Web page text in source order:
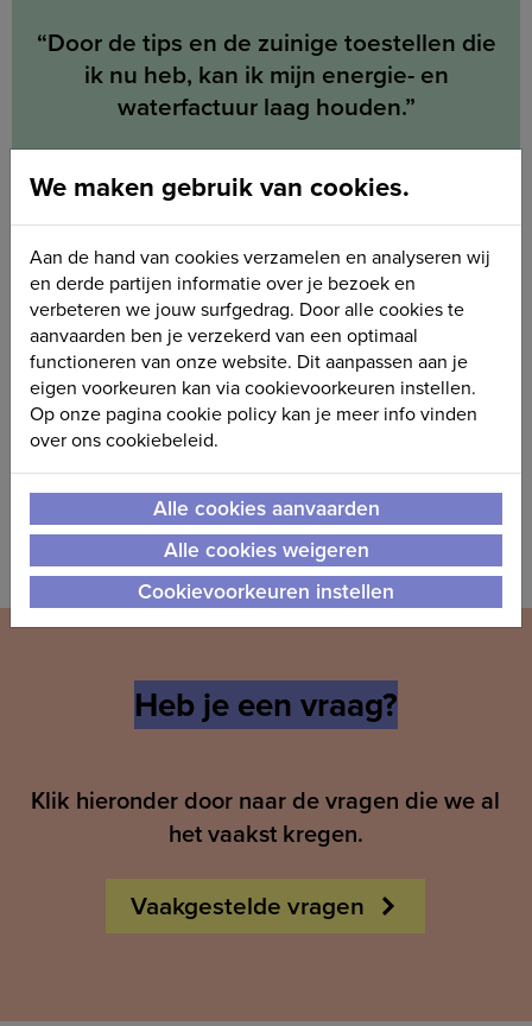
“Door de tips en de zuinige toestellen die
ik nu heb, kan ik mijn energie- en
waterfactuur laag houden.”
deelnemer
Heb je een vraag?
Klik hieronder door naar de vragen die we al
het vaakst kregen.
Vaakgestelde vragen
We maken gebruik van cookies.
Aan de hand van cookies verzamelen en analyseren wij
en derde partijen informatie over je bezoek en
verbeteren we jouw surfgedrag. Door alle cookies te
aanvaarden ben je verzekerd van een optimaal
functioneren van onze website. Dit aanpassen aan je
eigen voorkeuren kan via cookievoorkeuren instellen.
Op onze pagina cookie policy kan je meer info vinden
over ons cookiebeleid.
Alle cookies aanvaarden
Alle cookies weigeren
Cookievoorkeuren instellen